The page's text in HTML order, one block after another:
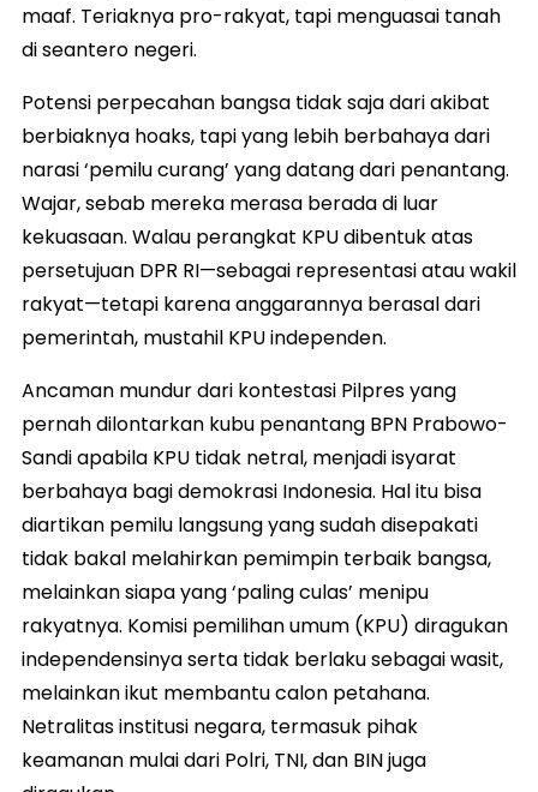
maaf. Teriaknya pro-rakyat, tapi menguasai tanah
di seantero negeri.
Potensi perpecahan bangsa tidak saja dari akibat
berbiaknya hoaks, tapi yang lebih berbahaya dari
narasi ‘pemilu curang’ yang datang dari penantang.
Wajar, sebab mereka merasa berada di luar
kekuasaan. Walau perangkat KPU dibentuk atas
persetujuan DPR RI—sebagai representasi atau wakil
rakyat—tetapi karena anggarannya berasal dari
pemerintah, mustahil KPU independen.
Ancaman mundur dari kontestasi Pilpres yang
pernah dilontarkan kubu penantang BPN Prabowo-
Sandi apabila KPU tidak netral, menjadi isyarat
berbahaya bagi demokrasi Indonesia. Hal itu bisa
diartikan pemilu langsung yang sudah disepakati
tidak bakal melahirkan pemimpin terbaik bangsa,
melainkan siapa yang ‘paling culas’ menipu
rakyatnya. Komisi pemilihan umum (KPU) diragukan
independensinya serta tidak berlaku sebagai wasit,
melainkan ikut membantu calon petahana.
Netralitas institusi negara, termasuk pihak
keamanan mulai dari Polri, TNI, dan BIN juga